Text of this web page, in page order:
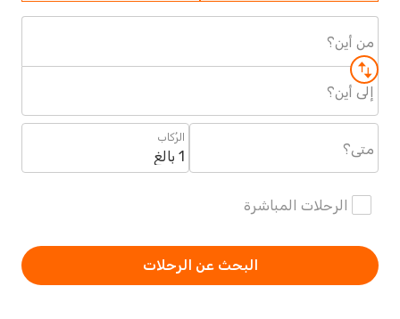
من أين؟
إلى أين؟
متى؟
الرُكاب
1 بالغ
الرحلات المباشرة
البحث عن الرحلات